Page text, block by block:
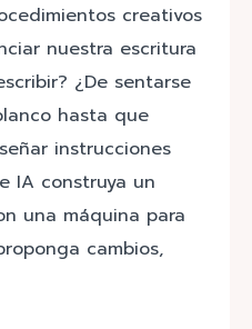
creativos
nuestra escritura
¿De sentarse
hasta que
instrucciones
IA construya un
una máquina para
cambios,